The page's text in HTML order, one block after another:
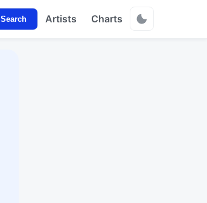
Search Artists Charts